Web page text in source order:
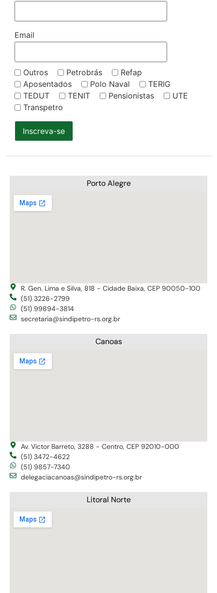
Email
Outros Petrobrás
Refap
Aposentados
Polo Naval
TERIG
TEDUT
TENIT Pensionistas
UTE
Transpetro
Inscreva-se
Porto Alegre
R. Gen. Lima e Silva, 818 - Cidade Baixa, CEP 90050-100
(51) 3226-2799
(51) 99894-3814
secretaria@sindipetro-rs.org.br
Canoas
Av. Victor Barreto, 3288 - Centro, CEP 92010-000
(51) 3472-4622
(51) 9857-7340
delegaciacanoas@sindipetro-rs.org.br
Litoral Norte